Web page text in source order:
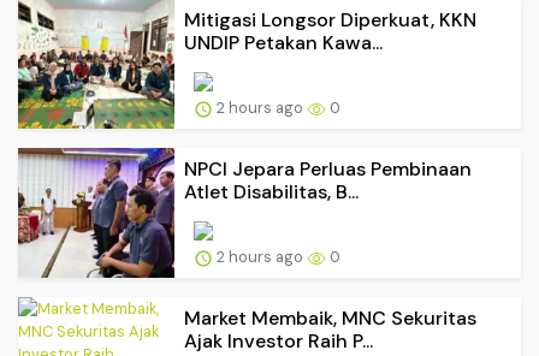
Mitigasi Longsor Diperkuat, KKN
UNDIP Petakan Kawa...
2 hours ago 0
NPCI Jepara Perluas Pembinaan
Atlet Disabilitas, B...
2 hours ago 0
Market Membaik, MNC Sekuritas
Ajak Investor Raih P...